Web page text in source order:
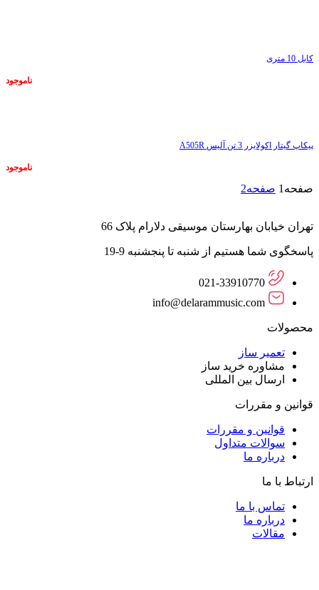
کابل 10 متری
ناموجود
پیکاپ گیتار اکولایزر 3 تن آلیس A505R
ناموجود
صفحه 1 صفحه2
تهران خیابان بهارستان موسیقی دلارام پلاک 66
پاسخگوی شما هستیم از شنبه تا پنجشنبه 9-19
021-33910770
info@delarammusic.com
محصولات
تعمیر ساز
مشاوره خرید ساز
ارسال بین المللی
قوانین و مقررات
قوانین و مقررات
سوالات متداول
درباره ما
ارتباط با ما
تماس با ما
درباره ما
مقالات